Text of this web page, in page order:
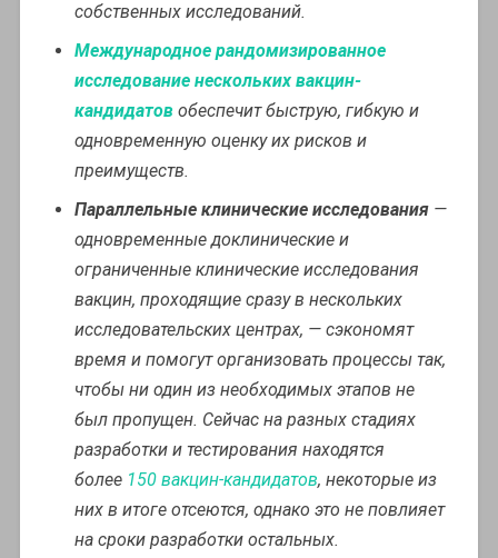
собственных исследований.
Международное рандомизированное
исследование нескольких вакцин-
кандидатовобеспечит быструю, гибкую и
одновременную оценку их рисков и
преимуществ.
Параллельные клинические исследования—
одновременные доклинические и
ограниченные клинические исследования
вакцин, проходящие сразу в нескольких
исследовательских центрах, — сэкономят
время и помогут организовать процессы так,
чтобы ни один из необходимых этапов не
был пропущен. Сейчас на разных стадиях
разработки и тестирования находятся
более 150 вакцин-кандидатов, некоторые из
них в итоге отсеются, однако это не повлияет
на сроки разработки остальных.